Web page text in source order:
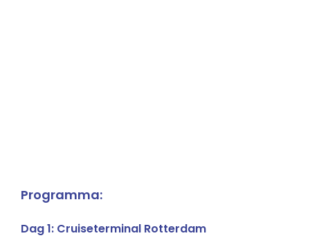
Programma:
Dag 1: Cruiseterminal Rotterdam